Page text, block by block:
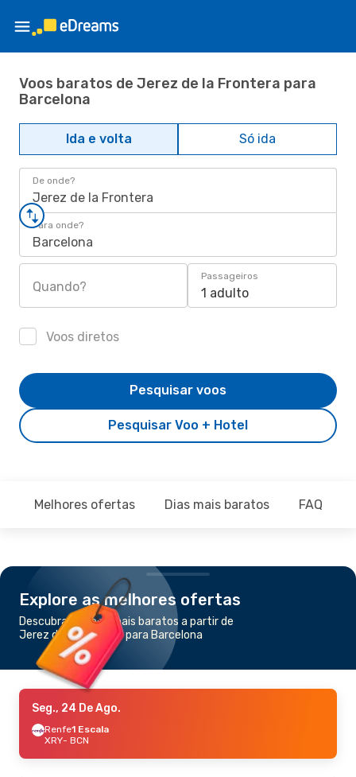
Voos baratos de Jerez de la Frontera para
Barcelona
Ida e volta Só ida
De onde?
Jerez de la Frontera
Para onde?
Barcelona
Quando?
Passageiros
1 adulto
Voos diretos
Pesquisar Voo + Hotel
Pesquisar voos
Melhores ofertas Dias mais baratos FAQ
Explore as melhores ofertas
Descubra os voos mais baratos a partir de
Jerez de la Frontera para Barcelona
Seg., 24 De Ago.
Renfe1 Escala
XRY- BCN